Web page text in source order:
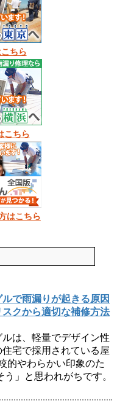
ちら
こちら
はこちら
で雨漏りが起きる原因
クから適切な補修方法
は、軽量でデザイン性
宅で採用されている屋
的やわらかい印象のた
」と思われがちです。